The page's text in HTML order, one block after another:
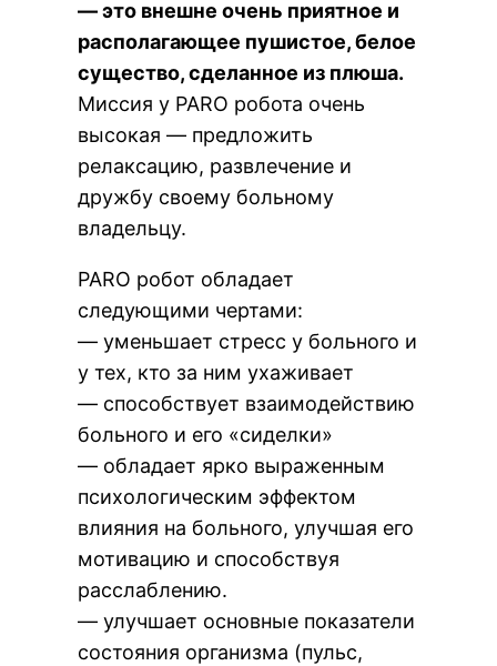
— это внешне очень приятное и
располагающее пушистое, белое
существо, сделанное из плюша.
Миссия у PARO робота очень
высокая — предложить
релаксацию, развлечение и
дружбу своему больному
владельцу.
PARO робот обладает
следующими чертами:
— уменьшает стресс у больного и
у тех, кто за ним ухаживает
— способствует взаимодействию
больного и его «сиделки»
— обладает ярко выраженным
психологическим эффектом
влияния на больного, улучшая его
мотивацию и способствуя
расслаблению.
— улучшает основные показатели
состояния организма (пульс,